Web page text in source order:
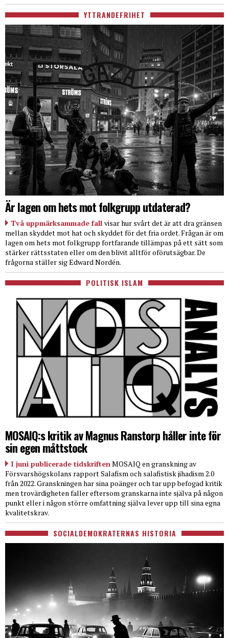
YTTRANDEFRIHET
Är lagen om hets mot folkgrupp utdaterad?
Två uppmärksammade fall visar hur svårt det är att dra gränsen
mellan skyddet mot hat och skyddet för det fria ordet. Frågan är om
lagen om hets mot folkgrupp fortfarande tillämpas på ett sätt som
stärker rättsstaten eller om den blivit alltför oförutsägbar. De
frågorna ställer sig Edward Nordén.
POLITISK ISLAM
MOSAIQ:s kritik av Magnus Ranstorp håller inte för
sin egen måttstock
I juni publicerade tidskriften MOSAIQ en granskning av
Försvarshögskolans rapport Salafism och salafistisk jihadism 2.0
från 2022. Granskningen har sina poänger och tar upp befogad kritik
men trovärdigheten faller eftersom granskarna inte själva på någon
punkt eller i någon större omfattning själva lever upp till sina egna
kvalitetskrav.
SOCIALDEMOKRATERNAS HISTORIA